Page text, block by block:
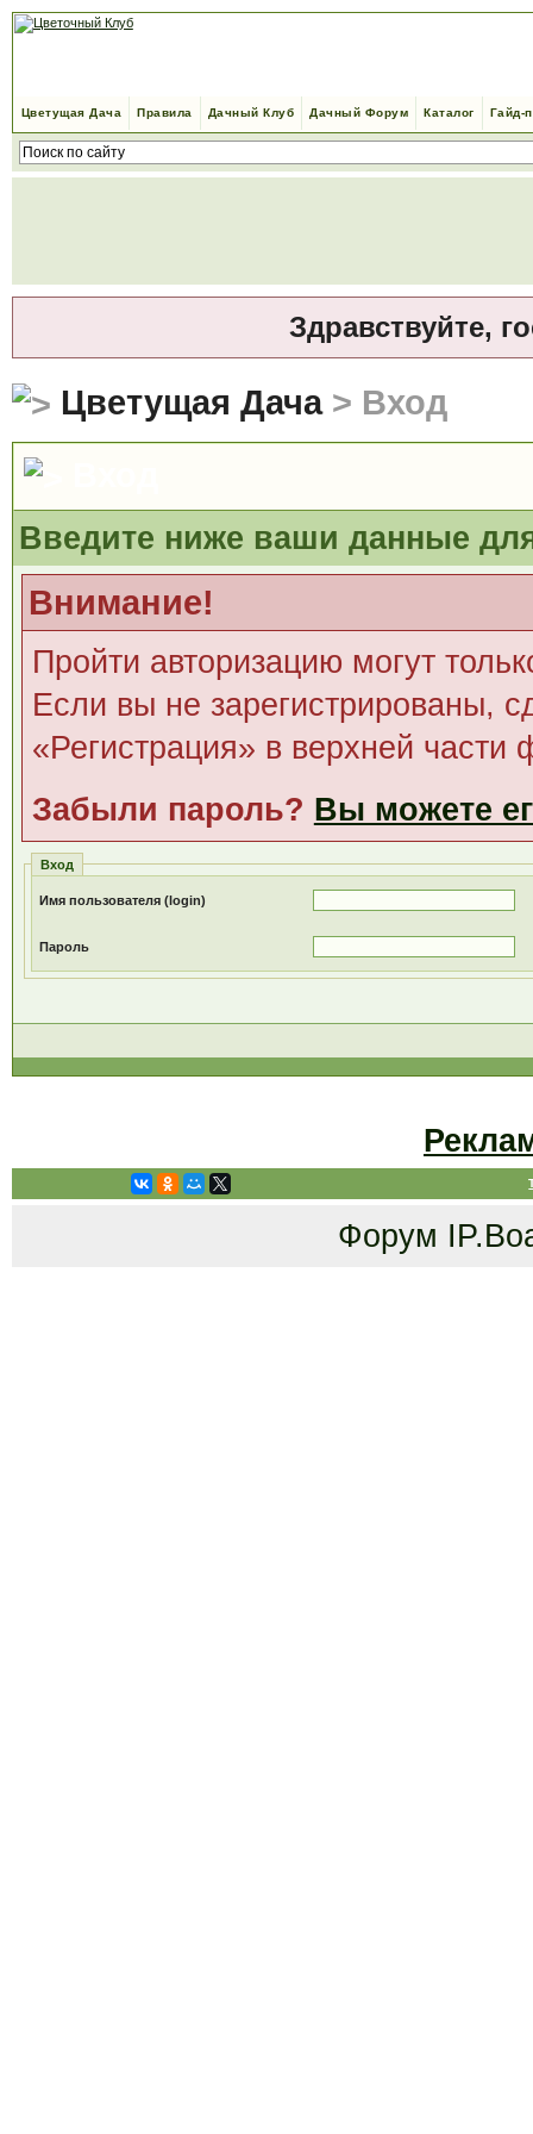
Цветущая Дача Правила Дачный Клуб Дачный Форум Каталог Гайд-
Здравствуйте,
Цветущая Дача> Вход
Введите ниже ваши данные
Внимание!
Пройти авторизацию могут
Если вы не зарегистрированы,
«Регистрация» в верхней части
Забыли пароль? Вы можете
Вход
Имя пользователя (login)
Пароль
Форум